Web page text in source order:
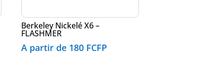
Berkeley Nickelé X6 –
FLASHMER
A partir de 180 FCFP